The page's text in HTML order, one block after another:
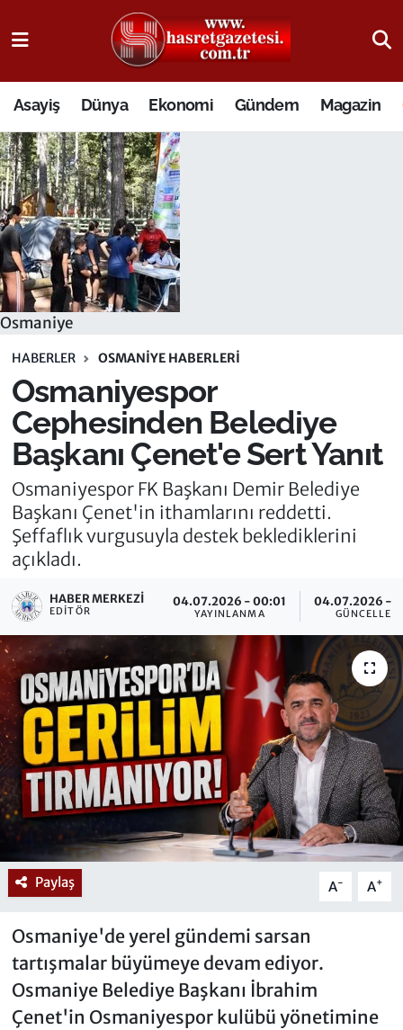
Asayiş Dünya Ekonomi Gündem Magazin
Osmaniye
HABERLER OSMANIYE HABERLERI
Osmaniyespor
Cephesinden Belediye
Başkanı Çenet'e Sert Yanıt
Osmaniyespor FK Başkanı Demir Belediye
Başkanı Çenet'in ithamlarını reddetti.
Şeffaflık vurgusuyla destek beklediklerini
açıkladı.
HABER MERKEZI
EDITÖR
04.07.2026 - 00:01
YAYINLANMA
04.07.2026 -
Paylaş A- A+
Osmaniye'de yerel gündemi sarsan
tartışmalar büyümeye devam ediyor.
Osmaniye Belediye Başkanı İbrahim
Çenet'in Osmaniyespor kulübü yönetimine
Osmaniye Nöbetçi Eczaneler
Osmaniye Hava Durumu
Osmaniye Trafik Yoğunluk Haritası
Süper Lig Puan Durumu ve Fikstür
Tüm Manşetler
Son Dakika Haberleri